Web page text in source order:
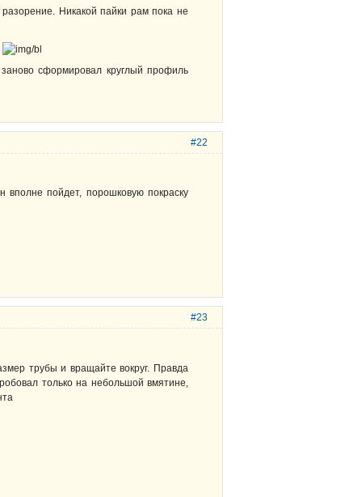
Никакой пайки рам пока не
сформировал круглый профиль
#22
пойдет, порошковую покраску
#23
трубы и вращайте вокруг. Правда
только на небольшой вмятине,